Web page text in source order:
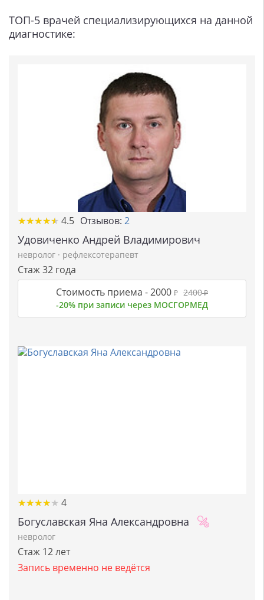
ТОП-5 врачей специализирующихся на данной
диагностике:
★★★★★
★★★★★ 4.5 Отзывов: 2
Удовиченко Андрей Владимирович
невролог · рефлексотерапевт
Стаж 32 года
Стоимость приема -2000 ₽ 2400₽
-20% при записи через МОСГОРМЕД
★★★★★
★★★★★ 4
Богуславская Яна Александровна
невролог
Стаж 12 лет
Запись временно не ведётся